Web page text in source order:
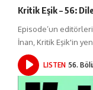
Kritik Eşik – 56:
Episode’un
İnan, Kritik Eşik'in
LISTEN 56.